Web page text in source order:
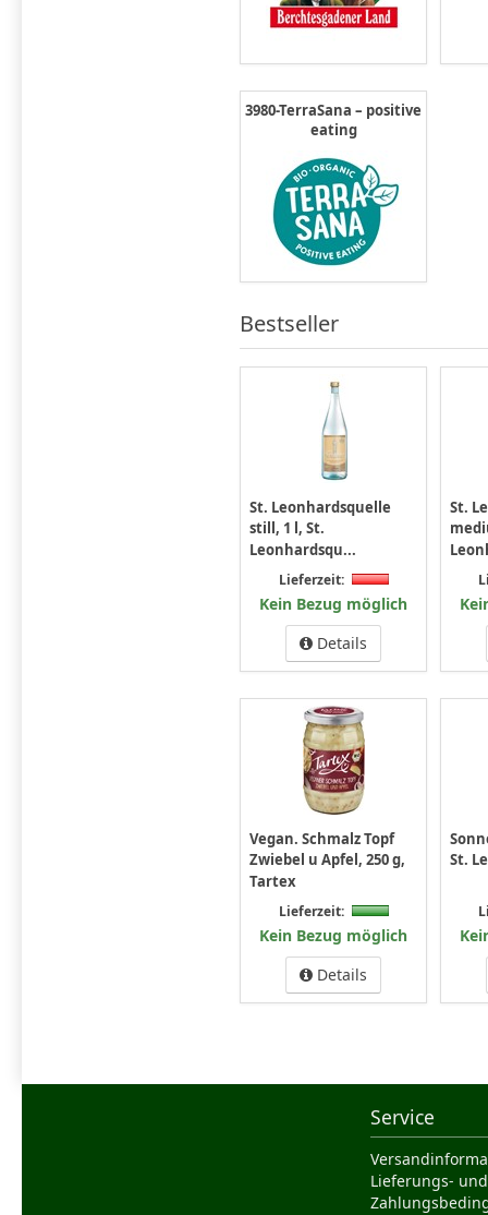
3980-TerraSana – positive
eating
Bestseller
St. Leonhardsquelle
still, 1 l, St.
Leonhardsqu...
Lieferzeit:
Kein Bezug möglich
Details
St.
Vegan. Schmalz Topf
Zwiebel u Apfel, 250 g,
Tartex
Lieferzeit:
Kein Bezug möglich
Details
St.
Service
Lieferungs- und